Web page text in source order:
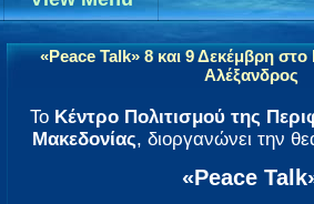
«Peace Talk» 8 και 9 Δεκέμβρη στο
Αλέξανδρος
Το Κέντρο Πολιτισμού της
Μακεδονίας, διοργανώνει την
«Peace